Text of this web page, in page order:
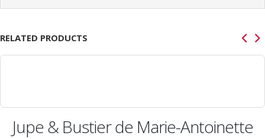
RELATED PRODUCTS
Jupe & Bustier de Marie-Antoinette